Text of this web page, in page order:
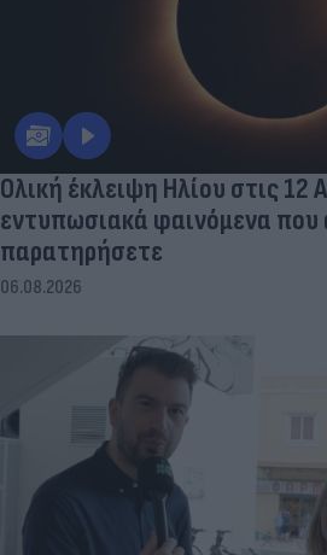
Ολική έκλειψη Ηλίου στις 12
εντυπωσιακά φαινόμενα που
παρατηρήσετε
06.08.2026